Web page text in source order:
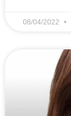
08/04/2022